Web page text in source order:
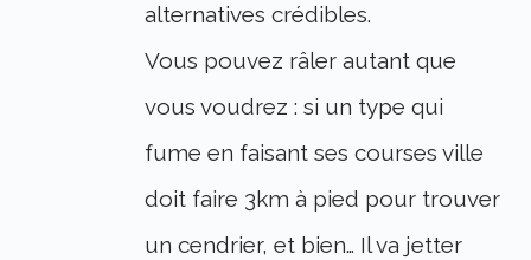
alternatives crédibles.
Vous pouvez râler autant que
vous voudrez : si un type qui
fume en faisant ses courses ville
doit faire 3km à pied pour trouver
un cendrier, et bien… Il va jetter